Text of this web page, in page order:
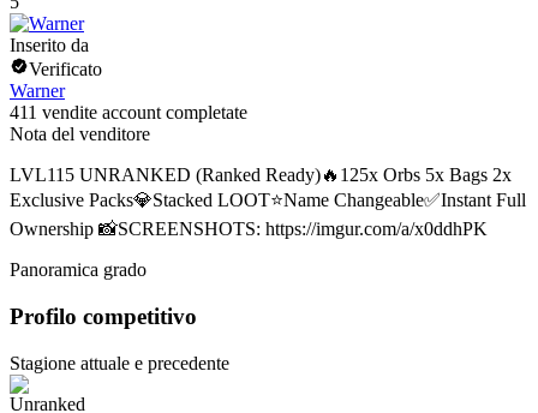
Inserito da
Verificato
Warner
411 vendite account completate
Nota del venditore
LVL115 UNRANKED (Ranked Ready)🔥125x Orbs 5x Bags 2x
Exclusive Packs💎Stacked LOOT⭐Name Changeable✅Instant Full
Ownership 📸SCREENSHOTS: https://imgur.com/a/x0ddhPK
Panoramica grado
Profilo competitivo
Stagione attuale e precedente